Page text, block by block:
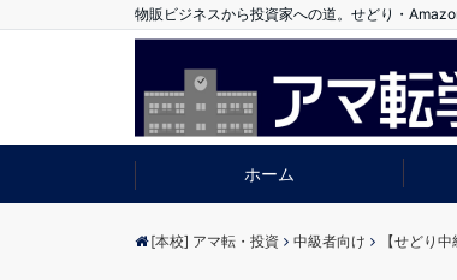
物販ビジネスから投資家への道。せどり・
ホーム
[本校] アマ転・投資 中級者向け 【せどり